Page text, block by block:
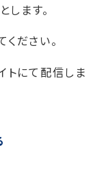
します。
ださい。
トにて配信しま